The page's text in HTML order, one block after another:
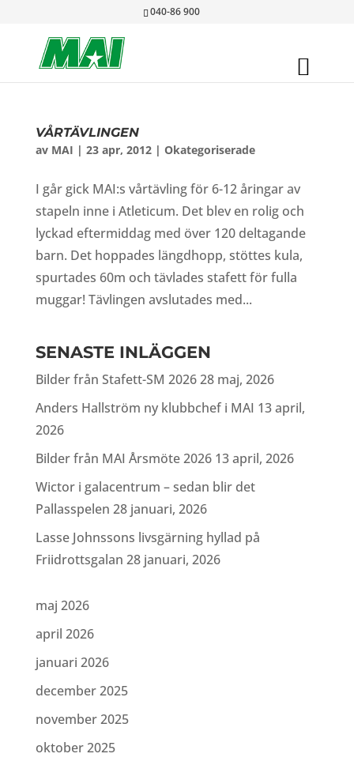
040-86 900
VÅRTÄVLINGEN
av MAI | 23 apr, 2012| Okategoriserade
I går gick MAI:s vårtävling för 6-12 åringar av
stapeln inne i Atleticum. Det blev en rolig och
lyckad eftermiddag med över 120 deltagande
barn. Det hoppades längdhopp, stöttes kula,
spurtades 60m och tävlades stafett för fulla
muggar! Tävlingen avslutades med...
SENASTE INLÄGGEN
Bilder från Stafett-SM 202628 maj, 2026
Anders Hallström ny klubbchef i MAI 13 april,
2026
Bilder från MAI Årsmöte 2026 13 april, 2026
Wictor i galacentrum – sedan blir det
Pallasspelen 28 januari, 2026
Lasse Johnssons livsgärning hyllad på
Friidrottsgalan 28 januari, 2026
maj 2026
april 2026
januari 2026
december 2025
november 2025
oktober 2025